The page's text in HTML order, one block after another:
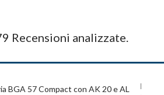
Recensioni analizzate.
BGA 57 Compact con AK 20 e AL